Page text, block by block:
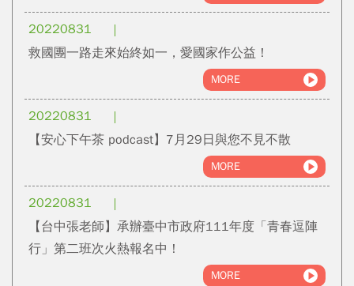
20220831
救國團一路走來始終如一，愛國家作公益！
MORE
20220831
【安心下午茶 podcast】7月29日與您不見不散
MORE
20220831
【台中張老師】承辦臺中市政府111年度「青春逗陣
行」第二班次火熱報名中！
MORE